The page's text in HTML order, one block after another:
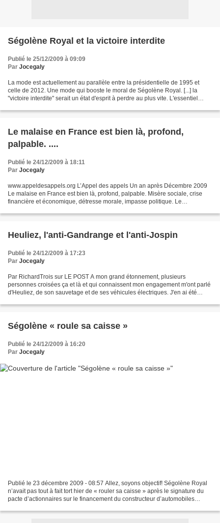
Ségolène Royal et la victoire interdite
Publié le 25/12/2009 à 09:09
Par Jocegaly
La mode est actuellement au parallèle entre la présidentielle de 1995 et
celle de 2012. Une mode qui booste le moral de Ségolène Royal. [...] la
"victoire interdite" serait un état d'esprit à perdre au plus vite. L'essentiel
Le malaise en France est bien là, profond,
palpable. ....
Publié le 24/12/2009 à 18:11
Par Jocegaly
www.appeldesappels.org L’Appel des appels Un an après Décembre 2009
Le malaise en France est bien là, profond, palpable. Misère sociale, crise
financière et économique, détresse morale, impasse politique. Le
Heuliez, l'anti-Gandrange et l'anti-Jospin
Publié le 24/12/2009 à 17:23
Par Jocegaly
Par RichardTrois sur LE POST A mon grand étonnement, plusieurs
personnes croisées ça et là et qui connaissent mon engagement m'ont parlé
d'Heuliez, de son sauvetage et de ses véhicules électriques. J'en ai été
Ségolène « roule sa caisse »
Publié le 24/12/2009 à 16:20
Par Jocegaly
Publié le 23 décembre 2009 - 08:57 Allez, soyons objectif! Ségolène Royal
n’avait pas tout à fait tort hier de « rouler sa caisse » après le signature du
pacte d’actionnaires sur le financement du constructeur d’automobiles